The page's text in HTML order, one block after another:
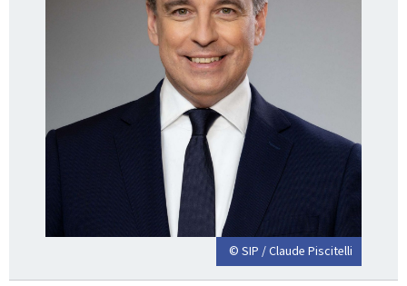
© SIP / Claude Piscitelli